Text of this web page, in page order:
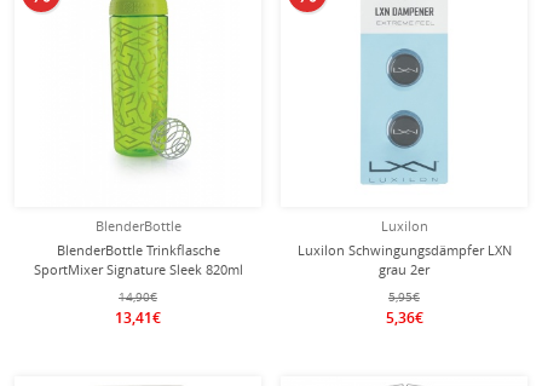
BlenderBottle
BlenderBottle Trinkflasche
SportMixer Signature Sleek 820ml
lime
14,90€
13,41€
Luxilon
Luxilon Schwingungsdämpfer LXN
grau 2er
5,95€
5,36€